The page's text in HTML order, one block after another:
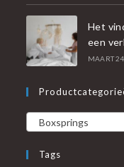
Het
een
MAART
Boxsprings
Tags